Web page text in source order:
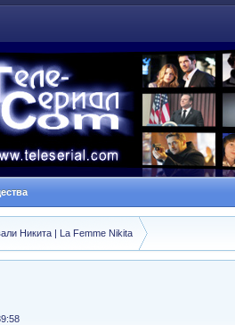
Никита | La Femme Nikita